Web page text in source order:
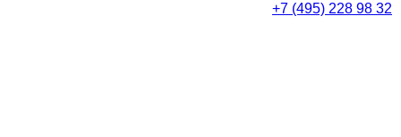
+7 (495) 228 98 32